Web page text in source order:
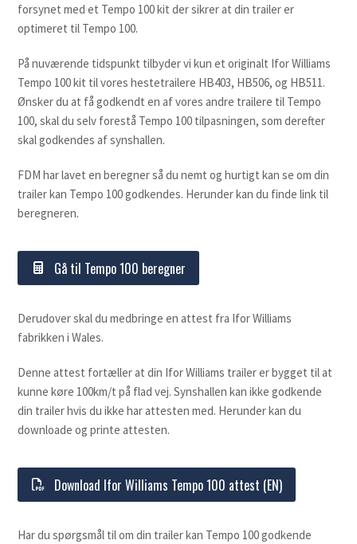
forsynet med et Tempo 100 kit der sikrer at din trailer er
optimeret til Tempo 100.
På nuværende tidspunkt tilbyder vi kun et originalt Ifor Williams
Tempo 100 kit til vores hestetrailere HB403, HB506, og HB511.
Ønsker du at få godkendt en af vores andre trailere til Tempo
100, skal du selv forestå Tempo 100 tilpasningen, som derefter
skal godkendes af synshallen.
FDM har lavet en beregner så du nemt og hurtigt kan se om din
trailer kan Tempo 100 godkendes. Herunder kan du finde link til
beregneren.
Gå til Tempo 100 beregner
Derudover skal du medbringe en attest fra Ifor Williams
fabrikken i Wales.
Denne attest fortæller at din Ifor Williams trailer er bygget til at
kunne køre 100km/t på flad vej. Synshallen kan ikke godkende
din trailer hvis du ikke har attesten med. Herunder kan du
downloade og printe attesten.
Download Ifor Williams Tempo 100 attest (EN)
Har du spørgsmål til om din trailer kan Tempo 100 godkende